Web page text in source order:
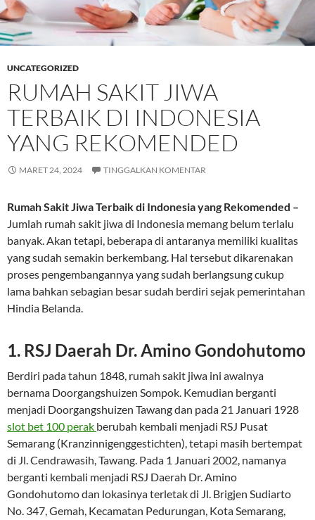
UNCATEGORIZED
RUMAH SAKIT JIWA
TERBAIK DI INDONESIA
YANG REKOMENDED
MARET 24, 2024 TINGGALKAN KOMENTAR
Rumah Sakit Jiwa Terbaik di Indonesia yang Rekomended –
Jumlah rumah sakit jiwa di Indonesia memang belum terlalu
banyak. Akan tetapi, beberapa di antaranya memiliki kualitas
yang sudah semakin berkembang. Hal tersebut dikarenakan
proses pengembangannya yang sudah berlangsung cukup
lama bahkan sebagian besar sudah berdiri sejak pemerintahan
Hindia Belanda.
1. RSJ Daerah Dr. Amino Gondohutomo
Berdiri pada tahun 1848, rumah sakit jiwa ini awalnya
bernama Doorgangshuizen Sompok. Kemudian berganti
menjadi Doorgangshuizen Tawang dan pada 21 Januari 1928
slot bet 100 perak berubah kembali menjadi RSJ Pusat
Semarang (Kranzinnigenggestichten), tetapi masih bertempat
di Jl. Cendrawasih, Tawang. Pada 1 Januari 2002, namanya
berganti kembali menjadi RSJ Daerah Dr. Amino
Gondohutomo dan lokasinya terletak di Jl. Brigjen Sudiarto
No. 347, Gemah, Kecamatan Pedurungan, Kota Semarang,